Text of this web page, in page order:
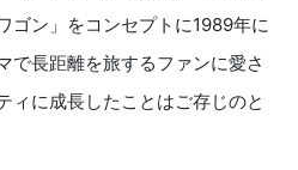
ゴン」をコンセプトに1989年に
で長距離を旅するファンに愛さ
ィに成長したことはご存じのと